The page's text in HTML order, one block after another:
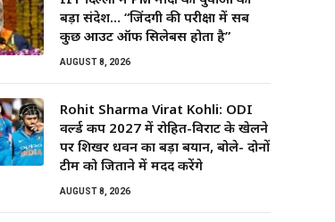
बड़ा संदेश… “जिंदगी की परीक्षा में सब
कुछ आउट ऑफ सिलेबस होता है”
AUGUST 8, 2026
Rohit Sharma Virat Kohli: ODI
वर्ल्ड कप 2027 में रोहित-विराट के खेलने
पर शिखर धवन का बड़ा बयान, बोले- दोनों
टीम को जिताने में मदद करेंगे
AUGUST 8, 2026